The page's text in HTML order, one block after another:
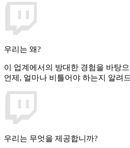
우리는 왜?
이 업계에서의 방대한 경험을 바탕
언제, 얼마나 비틀어야 하는지 알려
우리는 무엇을 제공합니까?